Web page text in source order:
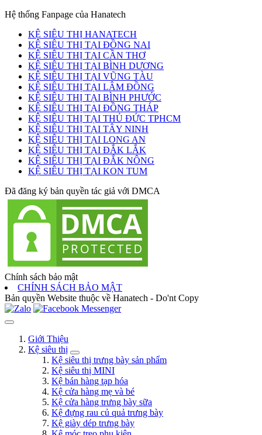
Hệ thống Fanpage của Hanatech
KỆ SIÊU THỊ HANATECH
KỆ SIÊU THỊ TẠI ĐỒNG NAI
KỆ SIÊU THỊ TẠI CẦN THƠ
KỆ SIÊU THỊ TẠI BÌNH DƯƠNG
KỆ SIÊU THỊ TẠI VŨNG TÀU
KỆ SIÊU THỊ TẠI LÂM ĐỒNG
KỆ SIÊU THỊ TẠI BÌNH PHƯỚC
KỆ SIÊU THỊ TẠI ĐỒNG THÁP
KỆ SIÊU THỊ TẠI THỦ ĐỨC TPHCM
KỆ SIÊU THỊ TẠI TÂY NINH
KỆ SIÊU THỊ TẠI LONG AN
KỆ SIÊU THỊ TẠI ĐẮK LẮK
KỆ SIÊU THỊ TẠI ĐẮK NÔNG
KỆ SIÊU THỊ TẠI KON TUM
Đã đăng ký bản quyền tác giả với DMCA
Chính sách bảo mật
CHÍNH SÁCH BẢO MẬT
Bản quyền Website thuộc về Hanatech - Do'nt Copy
Giới Thiệu
Kệ siêu thị
Kệ siêu thị trưng bày sản phẩm
Kệ siêu thị MINI
Kệ bán hàng tạp hóa
Kệ cửa hàng mẹ và bé
Kệ cửa hàng trưng bày sữa
Kệ đựng rau củ quả trưng bày
Kệ giày dép trưng bày